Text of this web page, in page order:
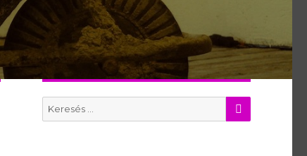
Search
for:
KERES